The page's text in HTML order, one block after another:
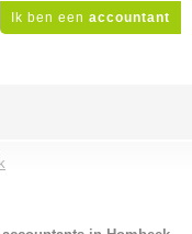
Ik ben een accountant